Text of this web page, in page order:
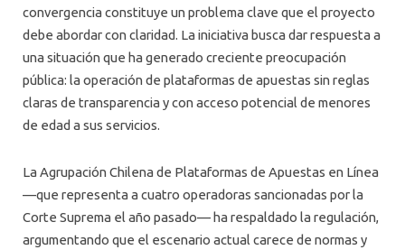
convergencia constituye un problema clave que el proyecto
debe abordar con claridad. La iniciativa busca dar respuesta a
una situación que ha generado creciente preocupación
pública: la operación de plataformas de apuestas sin reglas
claras de transparencia y con acceso potencial de menores
de edad a sus servicios.
La Agrupación Chilena de Plataformas de Apuestas en Línea
—que representa a cuatro operadoras sancionadas por la
Corte Suprema el año pasado— ha respaldado la regulación,
argumentando que el escenario actual carece de normas y